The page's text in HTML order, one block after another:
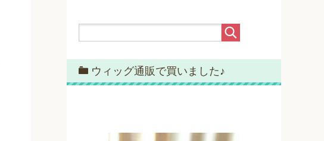
ウィッグ通販で買いました♪